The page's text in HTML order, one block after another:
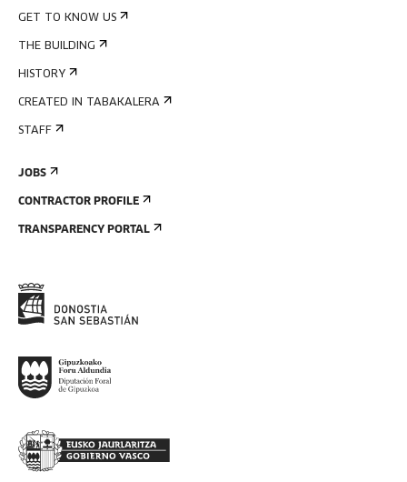
GET TO KNOW US
THE BUILDING
HISTORY
CREATED IN TABAKALERA
STAFF
JOBS
CONTRACTOR PROFILE
TRANSPARENCY PORTAL